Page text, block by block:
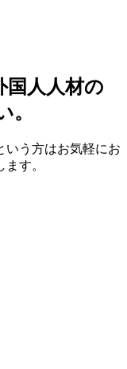
国人人材の
。
いう方はお気軽にお
す。